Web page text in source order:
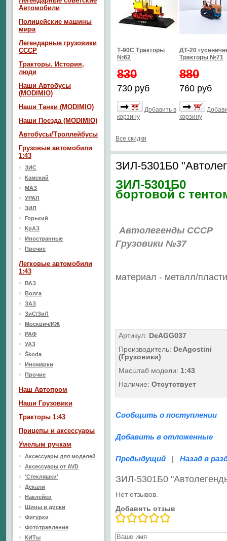
Т-90С Тракторы
№62
830
730 руб
Добавить в
корзину
ДТ-20
Тракторы №71
880
760 руб
корзину
Все скидки
ЗИЛ-5301Б0
ЗИЛ-5301Б0
бортовой с
Автолегенды СССР
Грузовики №37
материал - металл/
Артикул: DeAGG037
Производитель: DeAgostini
(Грузовики)
Масштаб модели: 1:43
Наличие: Отсутствует
Сообщить о поступлении
Добавить в отложенные
Предыдущий | Назад в
ЗИЛ-5301Б0
Нет отзывов.
Добавить отзыв
Автомобили
Полицейские машины
мира
Легендарные грузовики
СССР
Тракторы. История,
люди
Наши Автобусы
(MODIMIO)
Наши Танки (MODIMIO)
Наши Поезда (MODIMIO)
Автобусы/Троллейбусы
Грузовые автомобили
1:43
ЗИС
Камский
МАЗ
УРАЛ
ЗИЛ
Горький
КрАЗ
Иностранные
Прочие
Легковые автомобили
1:43
ВАЗ
Волга
ЗАЗ
ЗиС/ЗиЛ
Москвич/ИЖ
РАФ
УАЗ
Škoda
Иномарки
Прочие
Наш Aвтопром
Наши Грузовики
Тракторы 1:43
Прицепы и аксессуары
Умелым ручкам
Аксессуары для моделей
Аксессуары от AVD
'Стекляшки'
Декали
Наклейки
Шины и диски
Фигурки
Фототравление
КИТы